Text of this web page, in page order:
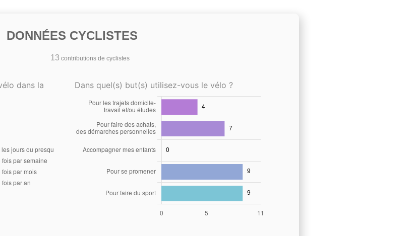
DONNÉES CYCLISTES
13 contributions de cyclistes
dans la
Dans quel(s) but(s) utilisez-vous le vélo ?